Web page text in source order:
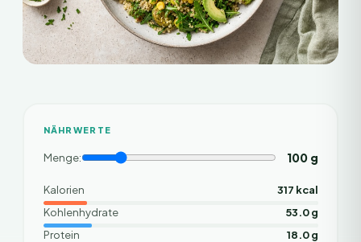
NÄHRWERTE
Menge: 100g
Kalorien
317 kcal
Kohlenhydrate
53.0 g
Protein
18.0 g